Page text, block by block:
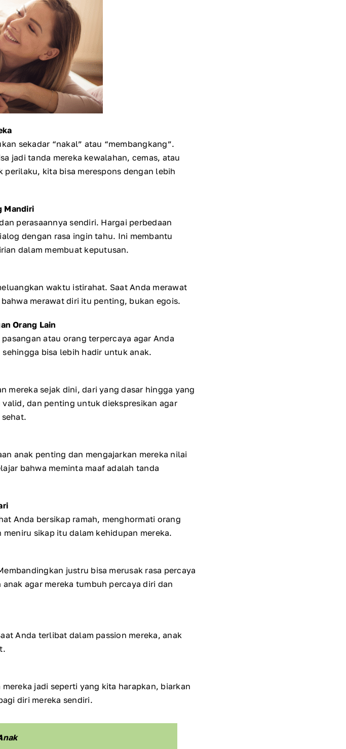
sekadar “nakal” atau “membangkang”.
jadi tanda mereka kewalahan, cemas, atau
perilaku, kita bisa merespons dengan lebih
Mandiri
perasaannya sendiri. Hargai perbedaan
dengan rasa ingin tahu. Ini membantu
dalam membuat keputusan.
waktu istirahat. Saat Anda merawat
merawat diri itu penting, bukan egois.
Orang Lain
atau orang terpercaya agar Anda
bisa lebih hadir untuk anak.
mereka sejak dini, dari yang dasar hingga yang
dan penting untuk diekspresikan agar
anak penting dan mengajarkan mereka nilai
bahwa meminta maaf adalah tanda
Anda bersikap ramah, menghormati orang
sikap itu dalam kehidupan mereka.
justru bisa merusak rasa percaya
agar mereka tumbuh percaya diri dan
Anda terlibat dalam passion mereka, anak
jadi seperti yang kita harapkan, biarkan
diri mereka sendiri.